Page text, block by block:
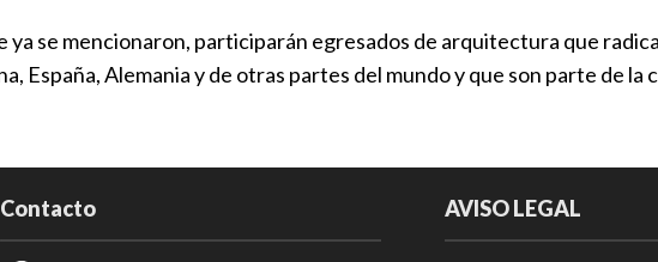
ya se mencionaron, participarán egresados de arquitectura que
España, Alemania y de otras partes del mundo y que son parte de la
Contacto AVISO LEGAL